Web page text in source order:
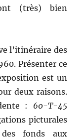
(très) bien
l’itinéraire des
Présenter ce
est un
deux raisons.
: 60-T-45
picturales
fonds aux